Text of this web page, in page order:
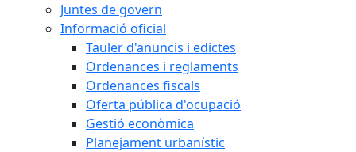
Juntes de govern
Informació oficial
Tauler d'anuncis i edictes
Ordenances i reglaments
Ordenances fiscals
Oferta pública d'ocupació
Gestió econòmica
Planejament urbanístic